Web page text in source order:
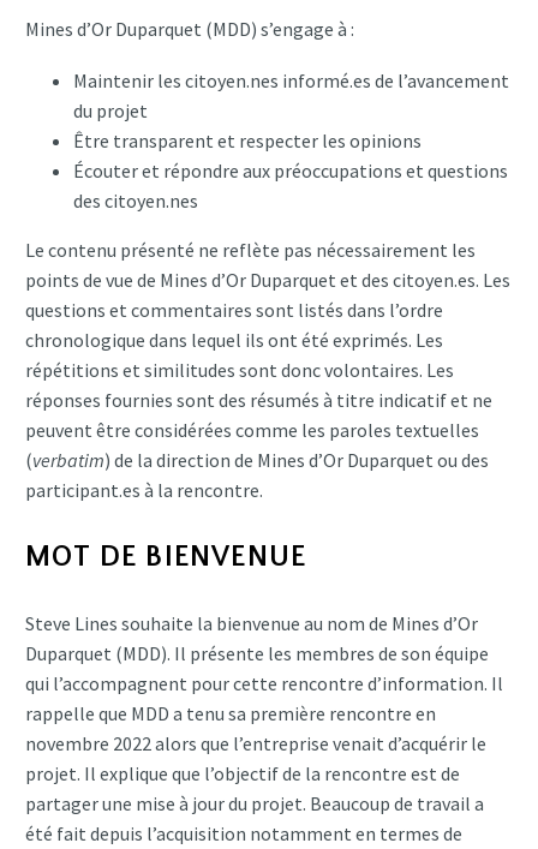
Mines d’Or Duparquet (MDD) s’engage à :
Maintenir les citoyen.nes informé.es de l’avancement
du projet
Être transparent et respecter les opinions
Écouter et répondre aux préoccupations et questions
des citoyen.nes
Le contenu présenté ne reflète pas nécessairement les
points de vue de Mines d’Or Duparquet et des citoyen.es. Les
questions et commentaires sont listés dans l’ordre
chronologique dans lequel ils ont été exprimés. Les
répétitions et similitudes sont donc volontaires. Les
réponses fournies sont des résumés à titre indicatif et ne
peuvent être considérées comme les paroles textuelles
(verbatim) de la direction de Mines d’Or Duparquet ou des
participant.es à la rencontre.
MOT DE BIENVENUE
Steve Lines souhaite la bienvenue au nom de Mines d’Or
Duparquet (MDD). Il présente les membres de son équipe
qui l’accompagnent pour cette rencontre d’information. Il
rappelle que MDD a tenu sa première rencontre en
novembre 2022 alors que l’entreprise venait d’acquérir le
projet. Il explique que l’objectif de la rencontre est de
partager une mise à jour du projet. Beaucoup de travail a
été fait depuis l’acquisition notamment en termes de